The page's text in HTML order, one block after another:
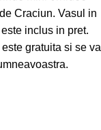
Craciun. Vasul in
inclus in pret.
gratuita si se va